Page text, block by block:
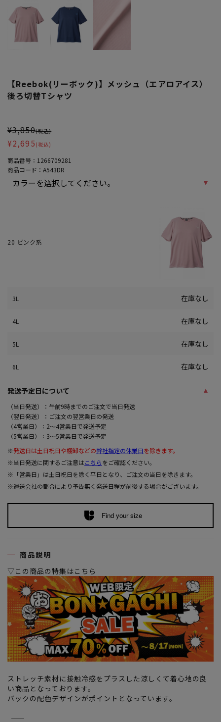
【Reebok(リーボック)】メッシュ（エアロアイス）
後ろ切替Tシャツ
¥3,850(税込)
¥2,695 (税込)
商品番号： 1266709281
商品コード： A543DR
20 ピンク系
3L 在庫なし
4L 在庫なし
5L 在庫なし
6L 在庫なし
発送予定日について
（当日発送）：午前9時までのご注文で当日発送
（翌日発送）：ご注文の翌営業日の発送
（4営業日）：2～4営業日で発送予定
（5営業日）：3～5営業日で発送予定
※発送日は土日祝日や棚卸などの弊社指定の休業日を除きます。
※当日発送に関するご注意はこちらをご確認ください。
※「営業日」は土日祝日を除く平日となり、ご注文の当日を除きます。
※運送会社の都合により予告無く発送日程が前後する場合がございます。
Find your size
商品説明
▽この商品の特集はこちら
ストレッチ素材に接触冷感をプラスした涼しくて着心地の良
い商品となっております。
バックの配色デザインがポイントとなっています。
―――――――――――――――――――――――